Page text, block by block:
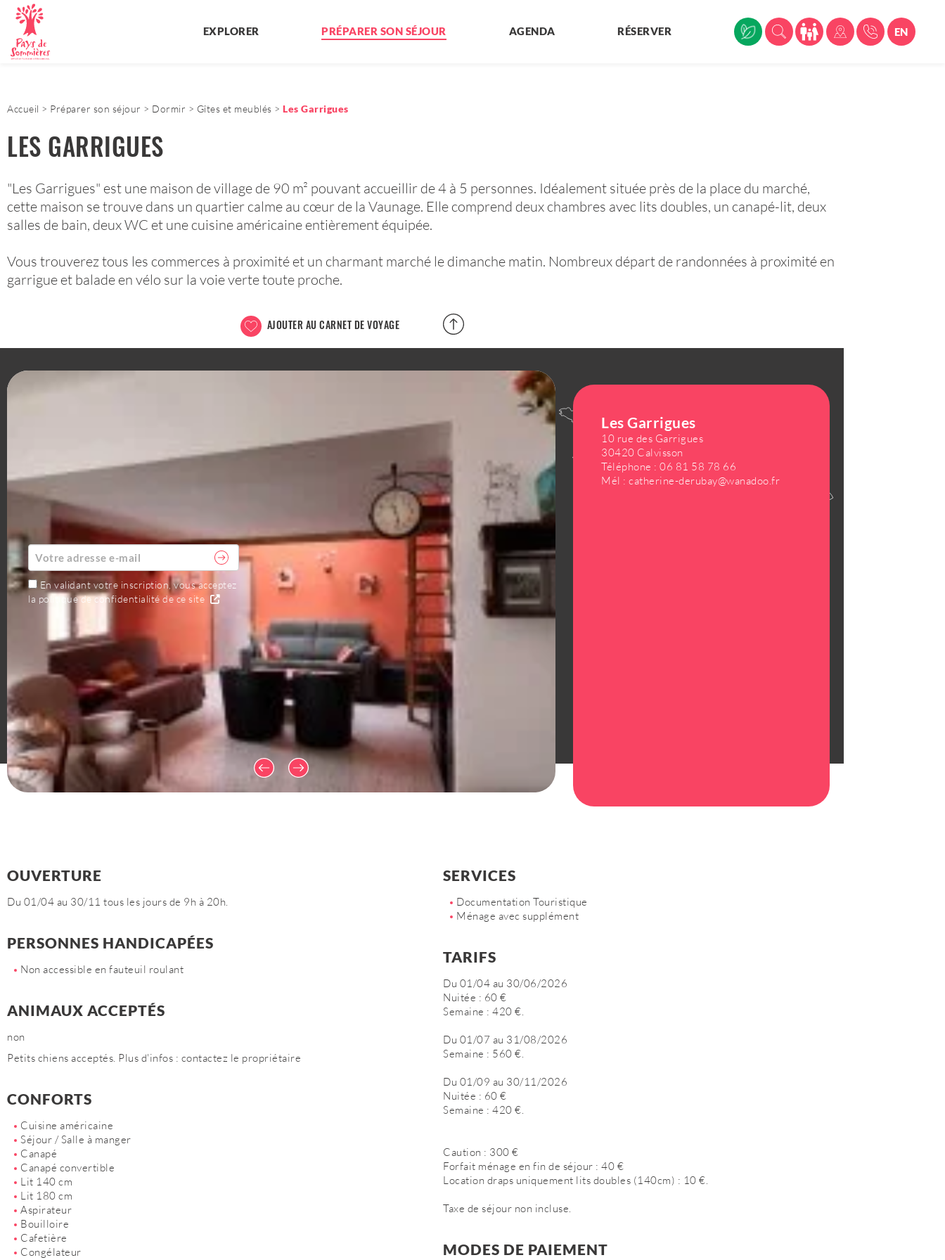
EXPLORER PRÉPARER SON SÉJOUR AGENDA RÉSERVER EN
Accueil Préparer son séjour Dormir Gîtes et meublés Les Garrigues
LES GARRIGUES
"Les Garrigues" est une maison de village de 90 m² pouvant accueillir de 4 à 5 personnes. Idéalement située près de la place du marché,
cette maison se trouve dans un quartier calme au cœur de la Vaunage. Elle comprend deux chambres avec lits doubles, un canapé-lit, deux
salles de bain, deux WC et une cuisine américaine entièrement équipée.
Vous trouverez tous les commerces à proximité et un charmant marché le dimanche matin. Nombreux départ de randonnées à proximité en
garrigue et balade en vélo sur la voie verte toute proche.
AJOUTER AU CARNET DE VOYAGE
Les Garrigues
10 rue des Garrigues
30420 Calvisson
Téléphone : 06 81 58 78 66
Mél : catherine-derubay@wanadoo.fr
OUVERTURE
Du 01/04 au 30/11 tous les jours de 9h à 20h.
PERSONNES HANDICAPÉES
Non accessible en fauteuil roulant
ANIMAUX ACCEPTÉS
non
Petits chiens acceptés. Plus d'infos : contactez le propriétaire
CONFORTS
Cuisine américaine
Séjour / Salle à manger
Canapé
Canapé convertible
Lit 140 cm
Lit 180 cm
Aspirateur
Bouilloire
Cafetière
Congélateur
SERVICES
Documentation Touristique
Ménage avec supplément
TARIFS
Du 01/04 au 30/06/2026
Nuitée : 60 €
Semaine : 420 €.
Du 01/07 au 31/08/2026
Semaine : 560 €.
Du 01/09 au 30/11/2026
Nuitée : 60 €
Semaine : 420 €.
Caution : 300 €
Forfait ménage en fin de séjour : 40 €
Location draps uniquement lits doubles (140cm) : 10 €.
Taxe de séjour non incluse.
MODES DE PAIEMENT
+33 (0)4 66
80 99 30
ABONNEZ-VOUS À LA NEWSLETTER
En validant votre inscription, vous acceptez
la politique de confidentialité de ce site
NOS ENGAGEMENTS
BROCHURES & DOCUMENTS
ESPACE PRO ET PRESSE
Plan du site Mentions légales Politique de confidentialité Gestion des cookies